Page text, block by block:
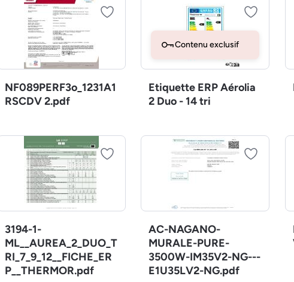
NF089PERF3o_1231A1
RSCDV 2.pdf
Contenu exclusif
Etiquette ERP Aérolia
2 Duo - 14 tri
3194-1-
ML__AUREA_2_DUO_T
RI_7_9_12__FICHE_ER
P__THERMOR.pdf
AC-NAGANO-
MURALE-PURE-
3500W-IM35V2-NG---
E1U35LV2-NG.pdf